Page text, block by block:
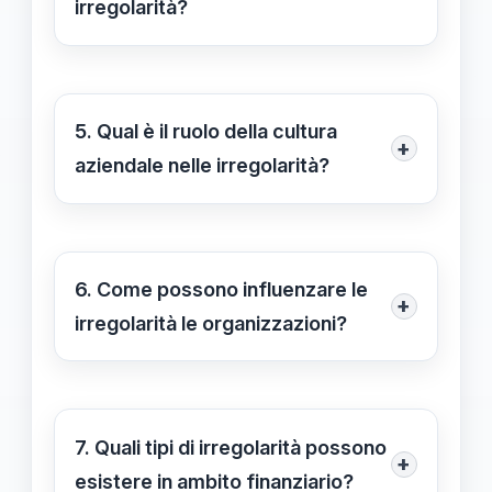
irregolarità?
Per prevenire leirregolarità, è
monitoraggio costante
e la
formazione continuadel personale,
5. Qual è il ruolo della cultura
aziendale nelle irregolarità?
+
Una cultura aziendale che non
può incrementare il rischio di
irregolarità . Investire in una cultura
6. Come possono influenzare le
irregolarità le organizzazioni?
+
Leirregolaritàpossono avere gravi
inclusi danni reputazionali, perdite
economiche e sanzioni legali,
7. Quali tipi di irregolarità possono
esistere in ambito finanziario?
+